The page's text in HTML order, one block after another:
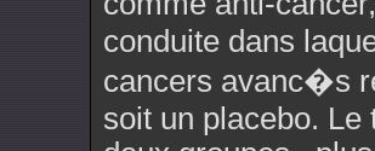
conduite dans
cancers avanc�s
soit un placebo.